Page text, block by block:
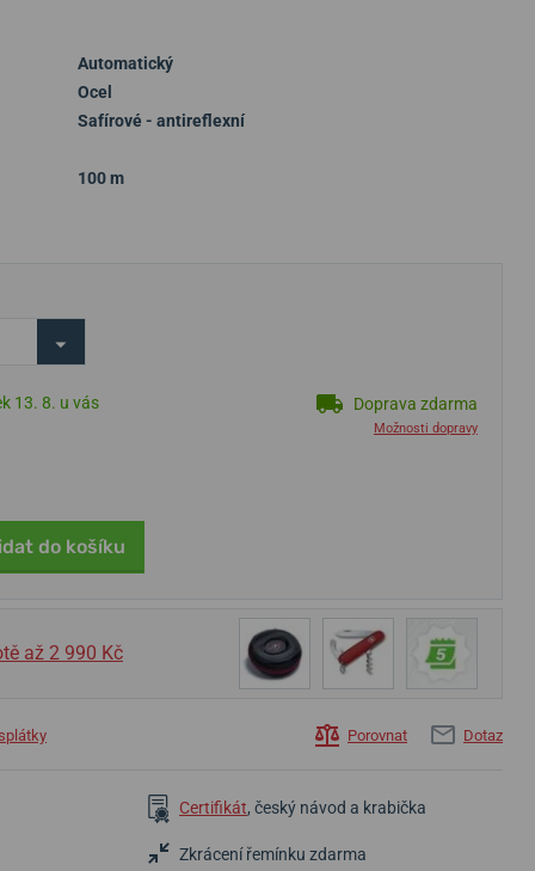
Automatický
Ocel
Safírové - antireflexní
100 m
13. 8. u vás Doprava zdarma
Možnosti dopravy
do košíku
až 2 990 Kč
Porovnat Dotaz
Certifikát, český návod a krabička
Zkrácení řemínku zdarma
Skladem